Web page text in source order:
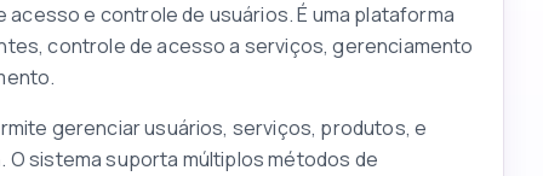
e controle de usuários. É uma plataforma
controle de acesso a serviços, gerenciamento
gerenciar usuários, serviços, produtos, e
sistema suporta múltiplos métodos de